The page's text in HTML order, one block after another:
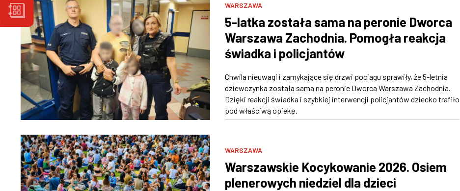
WARSZAWA
5-latka została sama na peronie Dworca
Warszawa Zachodnia. Pomogła reakcja
świadka i policjantów
Chwila nieuwagi i zamykające się drzwi pociągu sprawiły, że 5-letnia
dziewczynka została sama na peronie Dworca Warszawa Zachodnia.
Dzięki reakcji świadka i szybkiej interwencji policjantów dziecko trafiło
pod właściwą opiekę.
WARSZAWA
Warszawskie Kocykowanie 2026. Osiem
plenerowych niedziel dla dzieci